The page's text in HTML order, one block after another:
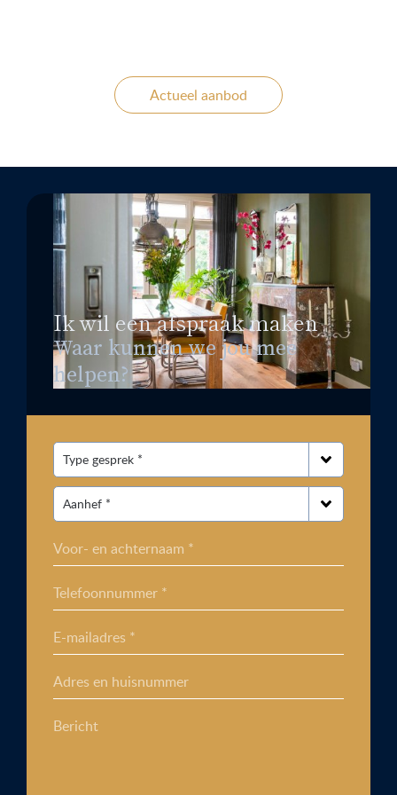
Actueel aanbod
Ik wil een afspraak maken
Waar kunnen we jou mee
helpen?
Voor- en achternaam *
Telefoonnummer *
E-mailadres *
Adres en huisnummer
Bericht